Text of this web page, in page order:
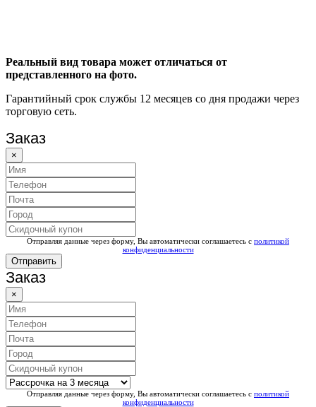
Реальный вид товара может отличаться от
представленного на фото.
Гарантийный срок службы 12 месяцев со дня продажи через
торговую сеть.
Заказ
×
Отправляя данные через форму, Вы автоматически соглашаетесь с политикой
конфиденциальности
Отправить
Заказ
×
Отправляя данные через форму, Вы автоматически соглашаетесь с политикой
конфиденциальности